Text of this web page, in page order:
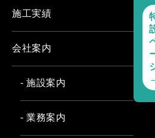
施工実績
会社案内
- 施設案内
- 業務案内